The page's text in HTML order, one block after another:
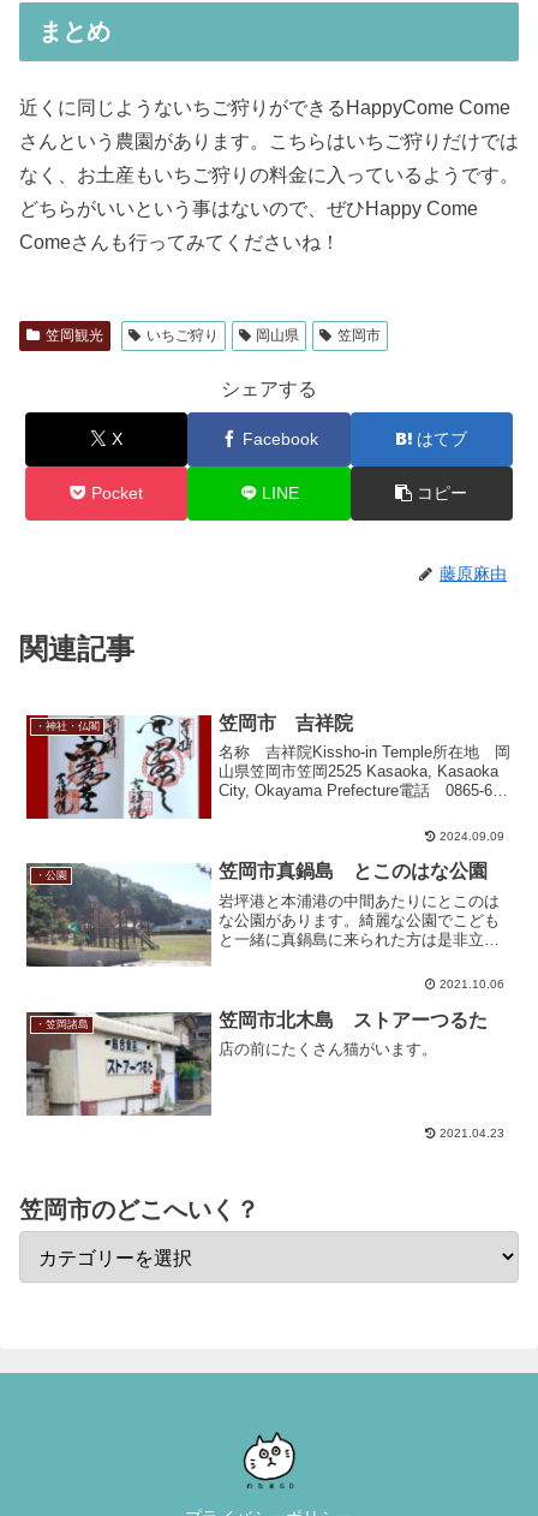
まとめ
近くに同じようないちご狩りができるHappyCome Come
さんという農園があります。こちらはいちご狩りだけでは
なく、お土産もいちご狩りの料金に入っているようです。
どちらがいいという事はないので、ぜひHappy Come
Comeさんも行ってみてくださいね！
笠岡観光 いちご狩り 岡山県 笠岡市
シェアする
X Facebook はてブ
Pocket LINE コピー
藤原麻由
関連記事
・神社・仏閣 笠岡市 吉祥院
名称 吉祥院Kissho-in Temple所在地 岡
山県笠岡市笠岡2525 Kasaoka, Kasaoka
City, Okayama Prefecture電話 0865-62-
2024.09.09
・公園 笠岡市真鍋島 とこのはな公園
岩坪港と本浦港の中間あたりにとこのは
な公園があります。綺麗な公園でこども
と一緒に真鍋島に来られた方は是非立ち
す。公園の奥に見える建物は「ゆきの浜
笠岡市真鍋島で排出される...
2021.10.06
・笠岡諸島 笠岡市北木島 ストアーつるた
店の前にたくさん猫がいます。
2021.04.23
笠岡市のどこへいく？